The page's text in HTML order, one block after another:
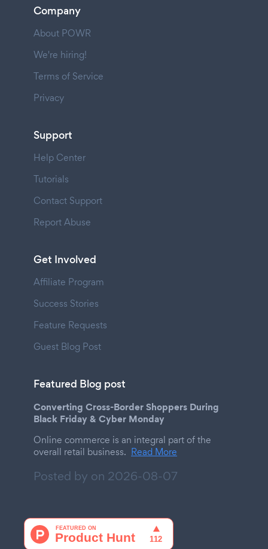
Company
About POWR
We're hiring!
Terms of Service
Privacy
Support
Help Center
Tutorials
Contact Support
Report Abuse
Get Involved
Affiliate Program
Success Stories
Feature Requests
Guest Blog Post
Featured Blog post
Converting Cross-Border Shoppers During
Black Friday & Cyber Monday
Online commerce is an integral part of the
overall retail business. Read More
Posted by on 2026-08-07